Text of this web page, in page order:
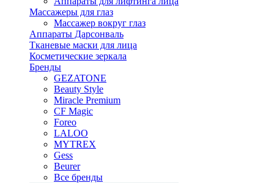
Массажеры для глаз
Массажер вокруг глаз
Аппараты Дарсонваль
Тканевые маски для лица
Косметические зеркала
Бренды
GEZATONE
Beauty Style
Miracle Premium
CF Magic
Foreo
LALOO
MYTREX
Gess
Beurer
Все бренды